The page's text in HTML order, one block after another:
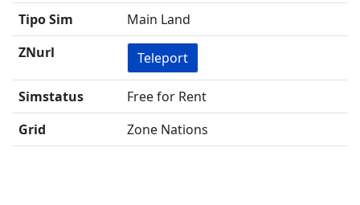
Tipo Sim
Main Land
ZNurl
Teleport
Simstatus
Free for Rent
Grid
Zone Nations